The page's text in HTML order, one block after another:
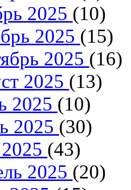
2025 (10)
2025 (15)
2025 (16)
2025 (13)
2025 (10)
2025 (30)
(43)
2025 (20)